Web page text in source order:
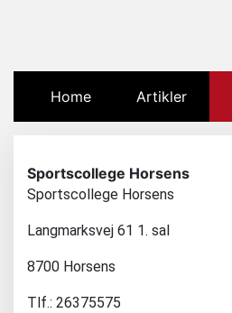
Home (current)Artikler
Sportscollege Horsens
Sportscollege Horsens
Langmarksvej 61 1. sal
8700 Horsens
Tlf.: 26375575